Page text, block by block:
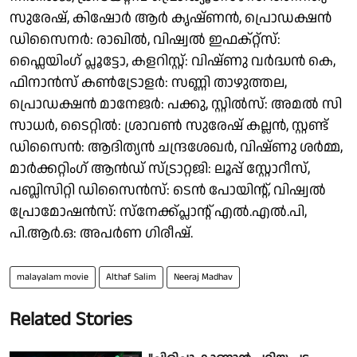
സുരേഷ്, കിഷോർ ആർ കൃഷ്ണൻ, പ്രൊഡക്ഷൻ
ഡിസൈനർ: രാഖിൽ, വിഷ്വൽ ഇഫക്റ്റ്സ്:
ഫ്ലൈയിംഗ് പ്ലൂട്ടോ, കളറിസ്റ്റ്: വിഷ്ണു വർദ്ധൻ കെ,
ഫിനാൻസ് കൺട്രോളർ: സണ്ണി താഴുത്തല,
പ്രൊഡക്ഷൻ മാനേജർ: പക്കു, സ്റ്റിൽസ്: അമൽ സി
സാധർ, ടൈറ്റിൽ: ശ്രാവൺ സുരേഷ് കല്ലൻ, സ്റ്റണ്ട്
ഡിസൈൻ: ആദിത്യൻ ചന്ദ്രശേഖർ, വിഷ്ണു ശർമ്മ,
മാർക്കറ്റിംഗ് ആൻഡ് സ്ട്രാറ്റജി: ലൂപ്പ് സ്റ്റോറീസ്,
പബ്ലിസിറ്റി ഡിസൈൻസ്: ടെൻ പോയിന്റ്, വിഷ്വൽ
പ്രോമോഷൻസ്: സ്‌നേക്ക്പ്ലാന്റ് എൽ.എൽ.പി,
പി.ആർ.ഒ: അപർണ ഗിരീഷ്.
malayalam movie Althaf Salim Neeraj Madhav
Related Stories